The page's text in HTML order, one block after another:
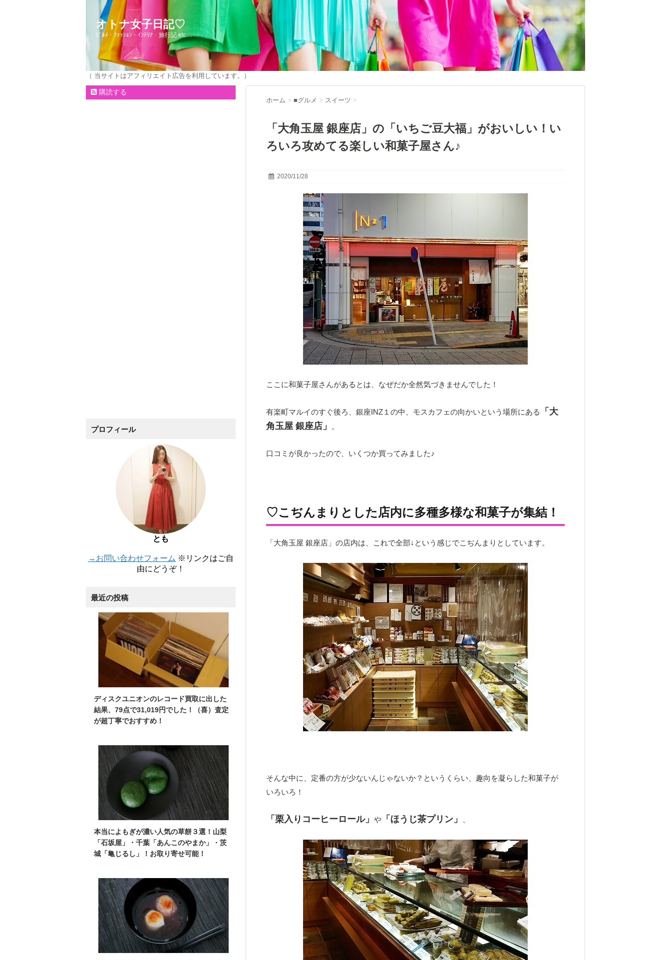
オトナ女子日記♡
ｸﾞﾙﾒ・ﾌｧｯｼｮﾝ・ｲﾝﾃﾘｱ・旅行記 etc…
（ 当サイトはアフィリエイト広告を利用しています。）
ホーム > ■グルメ > スイーツ >
「大角玉屋 銀座店」の「いちご豆大福」がおいしい！い
ろいろ攻めてる楽しい和菓子屋さん♪
2020/11/28
ここに和菓子屋さんがあるとは、なぜだか全然気づきませんでした！
有楽町マルイのすぐ後ろ、銀座INZ１の中、モスカフェの向かいという場所にある
「大
角玉屋 銀座店」
。
口コミが良かったので、いくつか買ってみました♪
♡こぢんまりとした店内に多種多様な和菓子が集結！
「大角玉屋 銀座店」の店内は、これで全部↓という感じでこぢんまりとしています。
そんな中に、定番の方が少ないんじゃないか？というくらい、趣向を凝らした和菓子が
いろいろ！
「栗入りコーヒーロール」 や 「ほうじ茶プリン」 、
購読する
プロフィール
とも
→お問い合わせフォーム ※リンクはご自
由にどうぞ！
最近の投稿
ディスクユニオンのレコード買取に出した
結果、79点で31,019円でした！（喜）査定
が超丁寧でおすすめ！
本当によもぎが濃い人気の草餅３選！山梨
「石坂屋」・千葉「あんこのやまか」・茨
城「亀じるし」！お取り寄せ可能！